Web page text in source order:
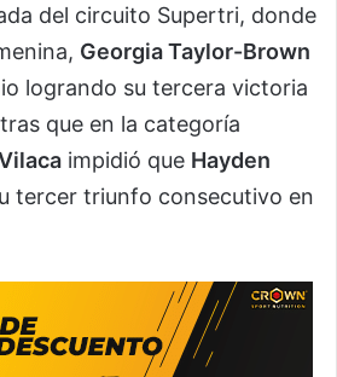
del circuito Supertri, donde
Georgia Taylor-Brown
logrando su tercera victoria
que en la categoría
impidió que Hayden
tercer triunfo consecutivo en